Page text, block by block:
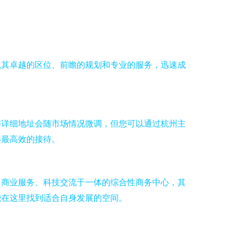
卓越的区位、前瞻的规划和专业的服务，迅速成
细地址会随市场情况微调，但您可以通过杭州主
高效的接待。
业服务、科技交流于一体的综合性商务中心，其
这里找到适合自身发展的空间。